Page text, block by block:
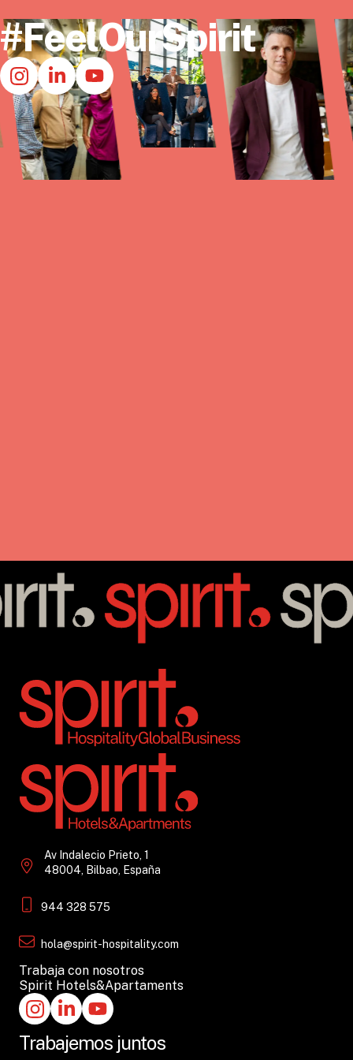
#FeelOurSpirit
Av Indalecio Prieto, 1
48004, Bilbao, España
944 328 575
hola@spirit-hospitality.com
Trabaja con nosotros
Spirit Hotels&Apartaments
Trabajemos juntos